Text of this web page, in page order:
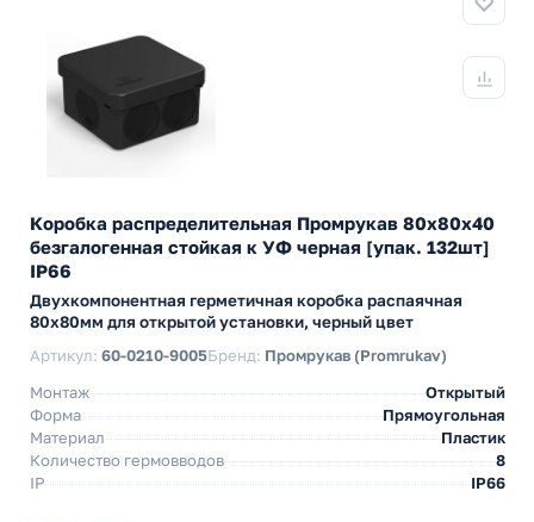
Коробка распределительная Промрукав 80х80х40
безгалогенная стойкая к УФ черная [упак. 132шт]
IP66
Двухкомпонентная герметичная коробка распаячная
80х80мм для открытой установки, черный цвет
Артикул: 60-0210-9005Бренд: Промрукав (Promrukav)
Монтаж
Открытый
Форма
Прямоугольная
Материал
Пластик
Количество гермовводов
8
IP
IP66